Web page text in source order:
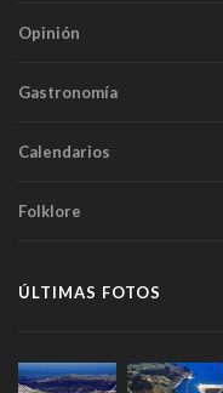
Opinión
Gastronomía
Calendarios
Folklore
ÚLTIMAS FOTOS